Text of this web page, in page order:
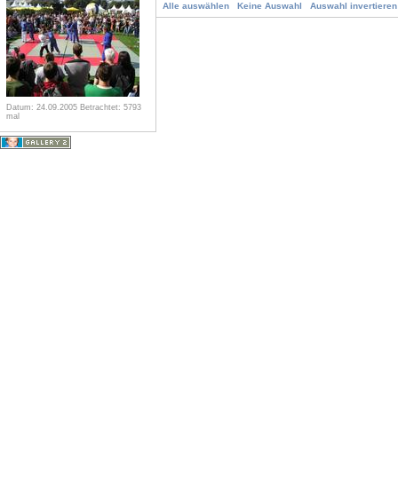
Datum: 24.09.2005 Betrachtet: 5793
mal
Alle auswählen
Keine Auswahl Auswahl invertieren